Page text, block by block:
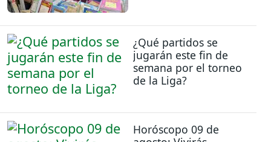
¿Qué partidos se
jugarán este fin de
semana por el torneo
de la Liga?
Horóscopo 09 de